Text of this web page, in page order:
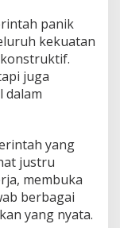
panik
kekuatan
juga
dalam
yang
justru
membuka
berbagai
yang nyata.